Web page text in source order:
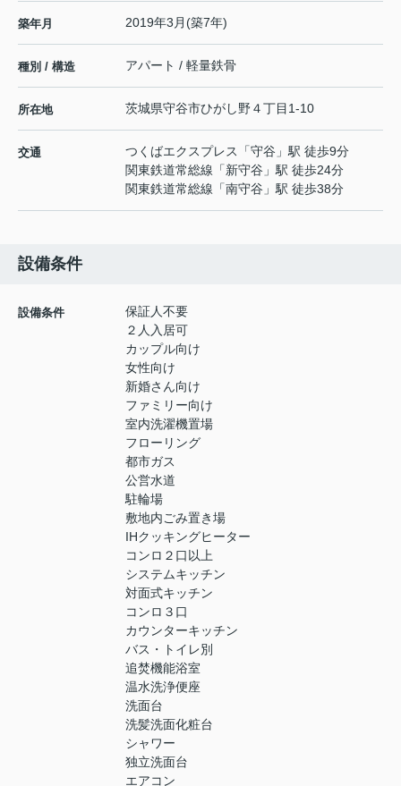
築年月 2019年3月(築7年)
種別 / 構造 アパート / 軽量鉄骨
所在地 茨城県守谷市ひがし野４丁目1-10
交通 つくばエクスプレス 「守谷 」駅 徒歩9分
関東鉄道常総線 「新守谷 」駅 徒歩24分
関東鉄道常総線 「南守谷 」駅 徒歩38分
設備条件
設備条件
保証人不要
２人入居可
カップル向け
女性向け
新婚さん向け
ファミリー向け
室内洗濯機置場
フローリング
都市ガス
公営水道
駐輪場
敷地内ごみ置き場
IHクッキングヒーター
コンロ２口以上
システムキッチン
対面式キッチン
コンロ３口
カウンターキッチン
バス・トイレ別
追焚機能浴室
温水洗浄便座
洗面台
洗髪洗面化粧台
シャワー
独立洗面台
エアコン